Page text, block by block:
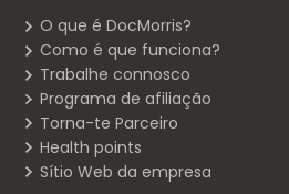
O que é DocMorris?
Como é que funciona?
Trabalhe connosco
Programa de afiliação
Torna-te Parceiro
Health points
Sítio Web da empresa